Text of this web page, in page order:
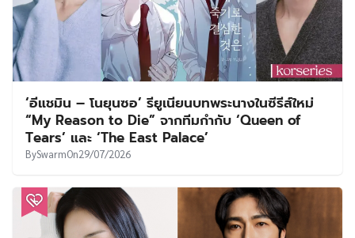
‘อีแชมิน – โนยุนซอ’ รียูเนียนบทพระนางในซีรีส์ใหม่
“My Reason to Die” จากทีมกำกับ ‘Queen of
Tears’ และ ‘The East Palace’
BySwarmOn29/07/2026